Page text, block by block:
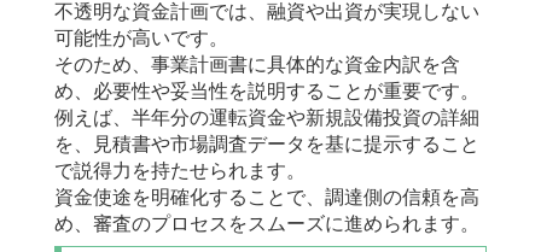
不透明な資金計画では、融資や出資が実現しない
可能性が高いです。
そのため、事業計画書に具体的な資金内訳を含
め、必要性や妥当性を説明することが重要です。
例えば、半年分の運転資金や新規設備投資の詳細
を、見積書や市場調査データを基に提示すること
で説得力を持たせられます。
資金使途を明確化することで、調達側の信頼を高
め、審査のプロセスをスムーズに進められます。